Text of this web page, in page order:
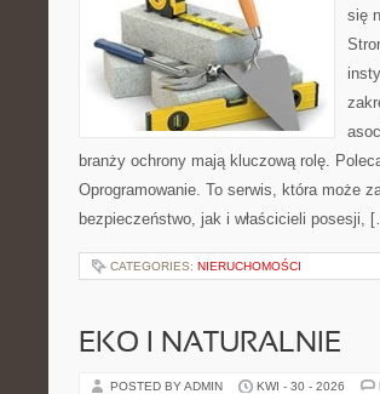
się
branży ochrony mają kluczową rolę.
Oprogramowanie. To serwis, która może
bezpieczeństwo, jak i właścicieli posesji,
CATEGORIES: NIERUCHOMOŚCI
EKO I NATURALNIE
POSTED BY ADMIN KWI - 30 - 2026